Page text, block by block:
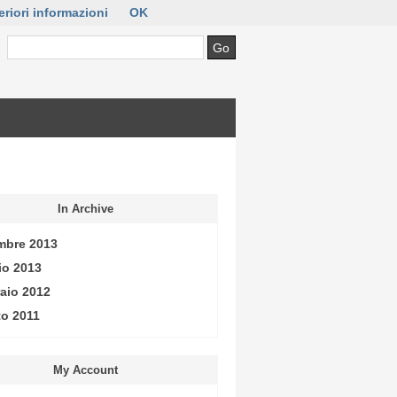
In Archive
2013
2013
2012
2011
My Account
informazioni OK